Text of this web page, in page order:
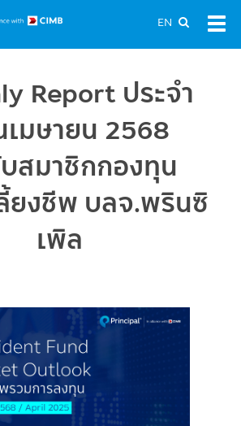
EN
Report ประจำ
เมษายน 2568
สมาชิกกองทุน
ยงชีพ บลจ.พรินซิ
เพิล